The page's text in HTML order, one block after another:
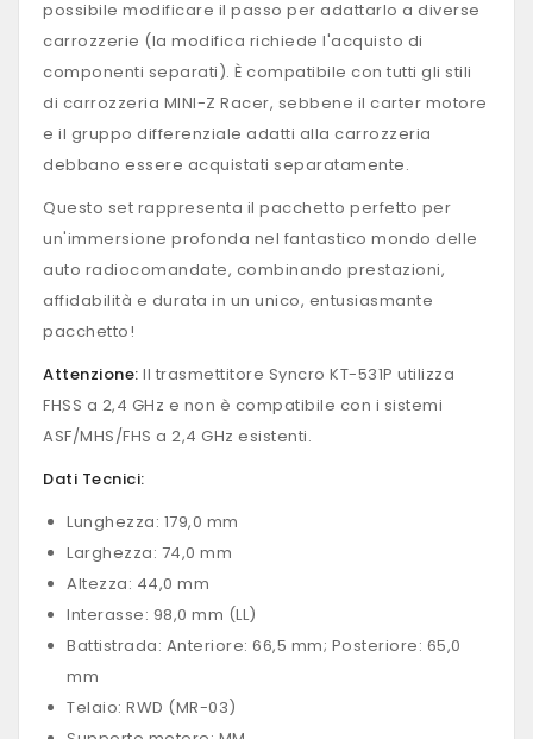
possibile modificare il passo per adattarlo a diverse
carrozzerie (la modifica richiede l'acquisto di
componenti separati). È compatibile con tutti gli stili
di carrozzeria MINI-Z Racer, sebbene il carter motore
e il gruppo differenziale adatti alla carrozzeria
debbano essere acquistati separatamente.
Questo set rappresenta il pacchetto perfetto per
un'immersione profonda nel fantastico mondo delle
auto radiocomandate, combinando prestazioni,
affidabilità e durata in un unico, entusiasmante
pacchetto!
Attenzione: Il trasmettitore Syncro KT-531P utilizza
FHSS a 2,4 GHz e non è compatibile con i sistemi
ASF/MHS/FHS a 2,4 GHz esistenti.
Dati Tecnici:
Lunghezza: 179,0 mm
Larghezza: 74,0 mm
Altezza: 44,0 mm
Interasse: 98,0 mm (LL)
Battistrada: Anteriore: 66,5 mm; Posteriore: 65,0
mm
Telaio: RWD (MR-03)